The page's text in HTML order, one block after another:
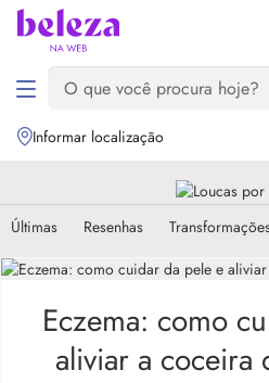
Informar localização
Últimas Resenhas
Eczema: como
aliviar a